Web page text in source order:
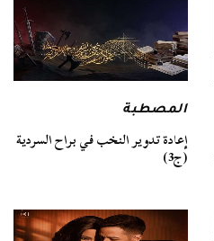
المصطبة
إعادة تدوير النخب في براح السردية
(ج3)